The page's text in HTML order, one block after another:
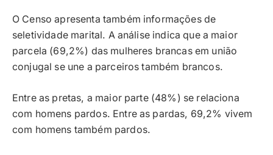
O Censo apresenta também informações de
seletividade marital. A análise indica que a maior
parcela (69,2%) das mulheres brancas em união
conjugal se une a parceiros também brancos.
Entre as pretas, a maior parte (48%) se relaciona
com homens pardos. Entre as pardas, 69,2% vivem
com homens também pardos.